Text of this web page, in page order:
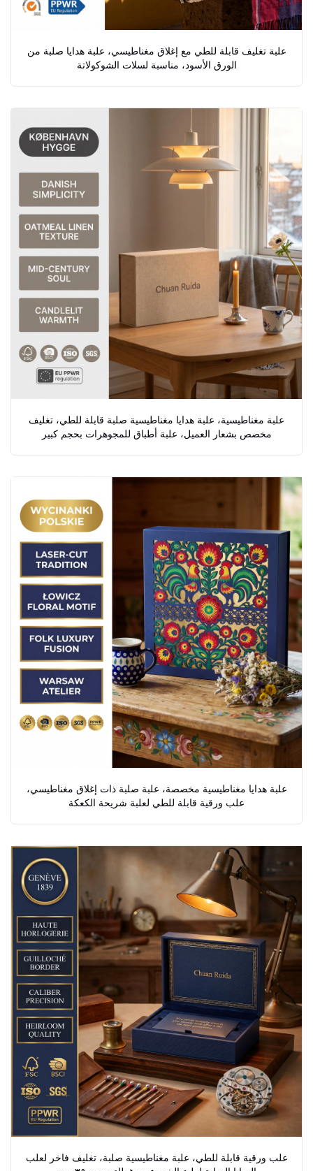
علبة تغليف قابلة للطي مع إغلاق مغناطيسي، علبة هدايا صلبة من
الورق الأسود، مناسبة لسلات الشوكولاتة
علبة مغناطيسية، علبة هدايا مغناطيسية صلبة قابلة للطي، تغليف
مخصص بشعار العميل، علبة أطباق للمجوهرات بحجم كبير
علبة هدايا مغناطيسية مخصصة، علبة صلبة ذات إغلاق مغناطيسي،
علب ورقية قابلة للطي لعلبة شريحة الكعكة
علب ورقية قابلة للطي، علبة مغناطيسية صلبة، تغليف فاخر لعلب